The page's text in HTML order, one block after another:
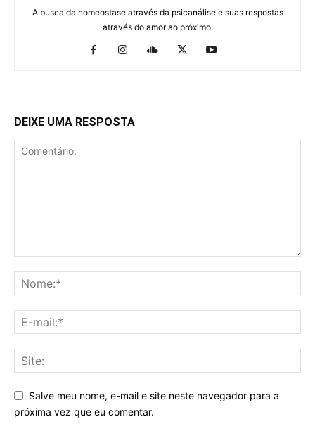
A busca da homeostase através da psicanálise e suas respostas
através do amor ao próximo.
DEIXE UMA RESPOSTA
Salve meu nome, e-mail e site neste navegador para a
próxima vez que eu comentar.